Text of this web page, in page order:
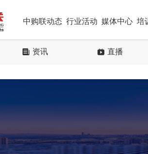
中购联动态 行业活动 媒体中心 培
资讯 直播